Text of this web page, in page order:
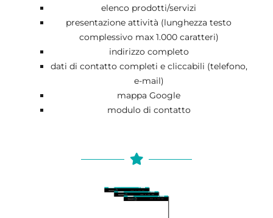
elenco prodotti/servizi
presentazione attività (lunghezza testo
complessivo max 1.000 caratteri)
indirizzo completo
dati di contatto completi e cliccabili (telefono,
e-mail)
mappa Google
modulo di contatto